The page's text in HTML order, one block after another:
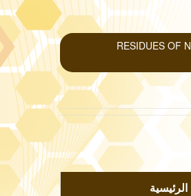
RESIDUES OF